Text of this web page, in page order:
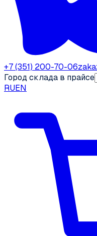
+7 (351) 200-70-06
Город склада в прайсе
RUEN